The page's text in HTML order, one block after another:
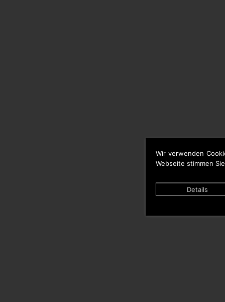
Wir verwenden
Webseite stimmen
Details